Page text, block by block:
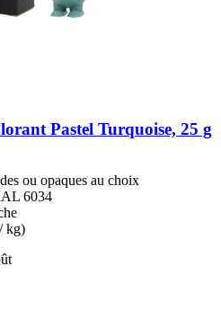
Pastel Turquoise, 25 g
ou opaques au choix
6034
kg)